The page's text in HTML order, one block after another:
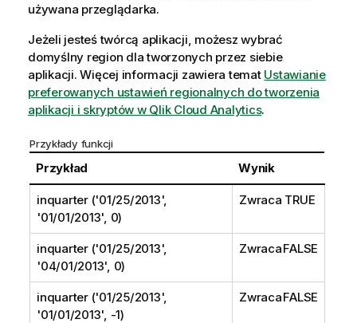
używana przeglądarka.
Jeżeli jesteś twórcą aplikacji, możesz wybrać
domyślny region dla tworzonych przez siebie
aplikacji. Więcej informacji zawiera temat Ustawianie
preferowanych ustawień regionalnych do tworzenia
aplikacji i skryptów w Qlik Cloud Analytics.
Przykłady funkcji
Przykład Wynik
inquarter ('01/25/2013',
'01/01/2013', 0)
Zwraca TRUE
inquarter ('01/25/2013',
'04/01/2013', 0)
Zwraca FALSE
inquarter ('01/25/2013',
'01/01/2013', -1)
Zwraca FALSE